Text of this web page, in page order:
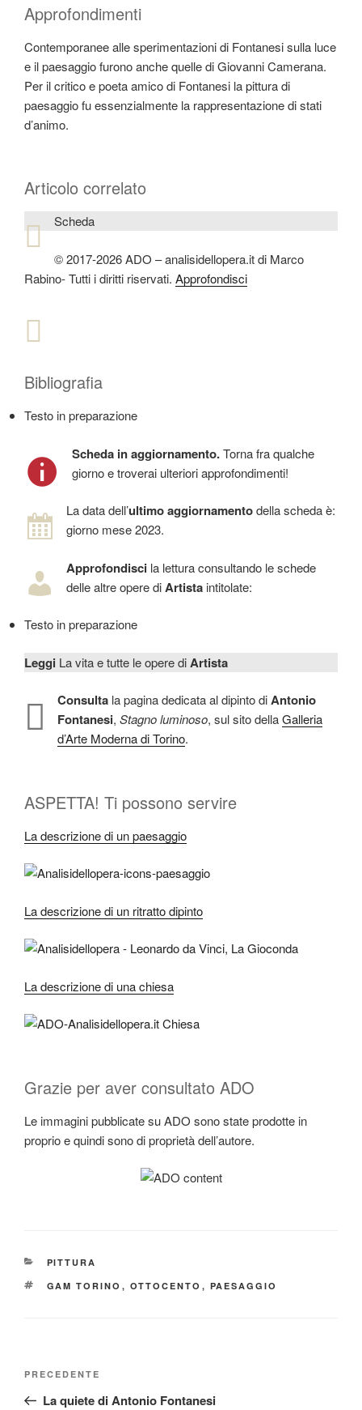
Approfondimenti
Contemporanee alle sperimentazioni di Fontanesi sulla luce
e il paesaggio furono anche quelle di Giovanni Camerana.
Per il critico e poeta amico di Fontanesi la pittura di
paesaggio fu essenzialmente la rappresentazione di stati
d’animo.
Articolo correlato
Scheda
© 2017-2026 ADO – analisidellopera.it di Marco
Rabino- Tutti i diritti riservati. Approfondisci
Bibliografia
Testo in preparazione
Scheda in aggiornamento.Torna fra qualche
giorno e troverai ulteriori approfondimenti!
La data dell’ultimo aggiornamentodella scheda è:
giorno mese 2023.
Approfondisci la lettura consultando le schede
delle altre opere diArtista intitolate:
Testo in preparazione
Leggi La vita e tutte le opere diArtista
Consulta la pagina dedicata al dipinto diAntonio
Fontanesi, Stagno luminoso, sul sito dellaGalleria
d’Arte Moderna di Torino.
ASPETTA! Ti possono servire
La descrizione di un paesaggio
La descrizione di un ritratto dipinto
La descrizione di una chiesa
Grazie per aver consultato ADO
Le immagini pubblicate su ADO sono state prodotte in
proprio e quindi sono di proprietà dell’autore.
CATEGORIE
PITTURA
TAG
GAM TORINO , OTTOCENTO , PAESAGGIO
Articolo
precedente:
PRECEDENTE
La quiete di Antonio Fontanesi